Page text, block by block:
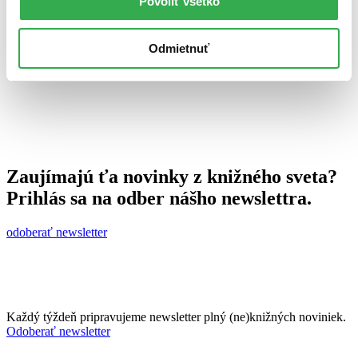
Odmietnuť
Zaujímajú ťa novinky z knižného sveta?
Prihlás sa na odber nášho newslettra.
odoberať newsletter
Každý týždeň pripravujeme newsletter plný (ne)knižných noviniek.
Odoberať newsletter